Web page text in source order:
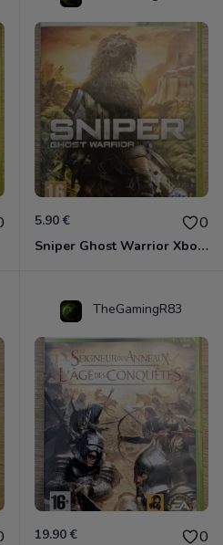
5.90 € 0
Sniper Ghost Warrior Xbox 360
TheGamingR83
19.90 € 0